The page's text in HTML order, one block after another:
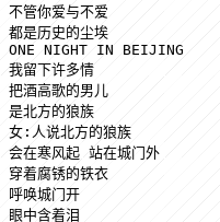
不管你爱与不爱
都是历史的尘埃
ONE NIGHT IN BEIJING
我留下许多情
把酒高歌的男儿
是北方的狼族
女:人说北方的狼族
会在寒风起 站在城门外
穿着腐锈的铁衣
呼唤城门开
眼中含着泪